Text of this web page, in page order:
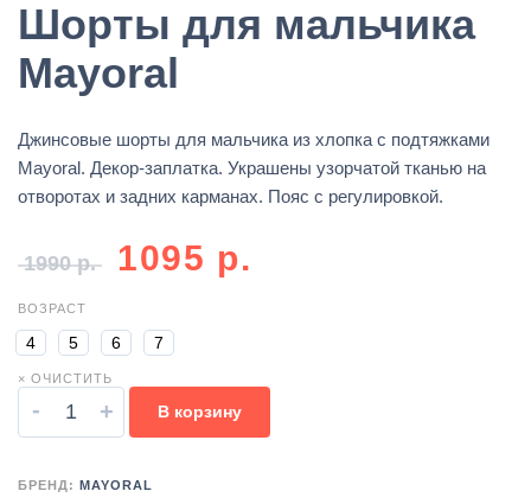
Шорты для мальчика
Mayoral
Джинсовые шорты для мальчика из хлопка с подтяжками
Mayoral. Декор-заплатка. Украшены узорчатой тканью на
отворотах и задних карманах. Пояс с регулировкой.
1990р. 1095 р.
ВОЗРАСТ
4 5 6 7
× ОЧИСТИТЬ
- + В корзину
БРЕНД: MAYORAL